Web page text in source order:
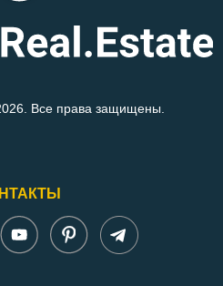
Все права защищены.